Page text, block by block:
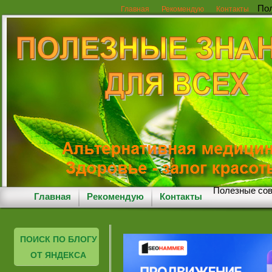
Главная Рекомендую Контакты
Главная Рекомендую Контакты
Полезные
ПОИСК ПО БЛОГУ
ОТ ЯНДЕКСА